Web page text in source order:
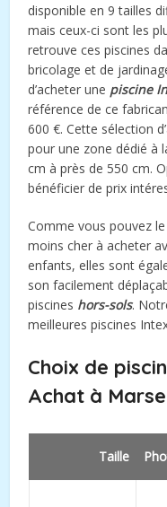
disponible en 9 tailles
mais ceux-ci sont les
retrouve ces piscines
bricolage et de
d’acheter une piscine
référence de ce
600 €. Cette sélection
pour une zone dédié à
cm à près de 550 cm.
bénéficier de prix
Comme vous pouvez
moins cher à acheter
enfants, elles sont
son facilement
piscines hors-sols.
meilleures piscines
Choix de
Achat à
Taille